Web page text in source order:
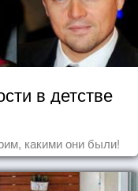
в детстве
какими они были!